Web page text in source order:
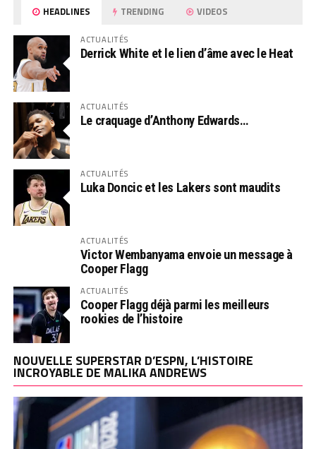
HEADLINES TRENDING VIDEOS
ACTUALITÉS
Derrick White et le lien d’âme avec le Heat
ACTUALITÉS
Le craquage d’Anthony Edwards…
ACTUALITÉS
Luka Doncic et les Lakers sont maudits
ACTUALITÉS
Victor Wembanyama envoie un message à
Cooper Flagg
ACTUALITÉS
Cooper Flagg déjà parmi les meilleurs
rookies de l’histoire
NOUVELLE SUPERSTAR D’ESPN, L’HISTOIRE
INCROYABLE DE MALIKA ANDREWS